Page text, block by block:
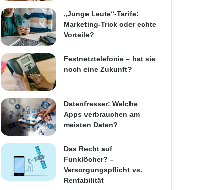
„Junge Leute“-Tarife:
Marketing-Trick oder echte
Vorteile?
Festnetztelefonie – hat sie
noch eine Zukunft?
Datenfresser: Welche
Apps verbrauchen am
meisten Daten?
Das Recht auf
Funklöcher? –
Versorgungspflicht vs.
Rentabilität